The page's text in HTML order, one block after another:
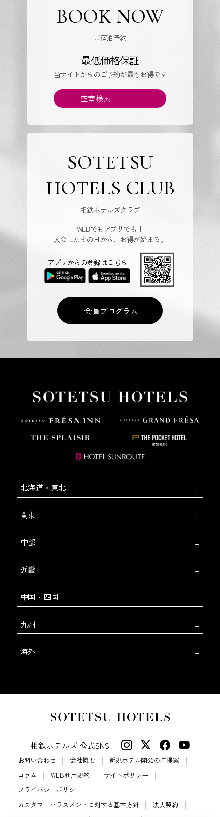
BOOK NOW
ご宿泊予約
最低価格保証
当サイトからのご予約が最もお得です
空室検索
SOTETSU
HOTELS CLUB
相鉄ホテルズクラブ
WEBでもアプリでも！
入会したその日から、お得が始まる。
会員プログラム
アプリからの登録はこちら
北海道・東北
関東
中部
近畿
中国・四国
九州
海外
相鉄ホテルズ 公式SNS
お問い合わせ 会社概要
新規ホテル開発のご提案
コラム
WEB利用規約
サイトポリシー
プライバシーポリシー
カスタマーハラスメントに対する基本方針
法人契約